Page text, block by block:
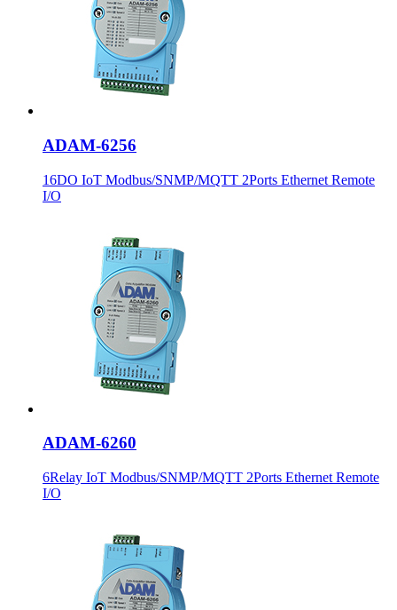
ADAM-6256
16DO IoT Modbus/SNMP/MQTT 2Ports Ethernet Remote
I/O
ADAM-6260
6Relay IoT Modbus/SNMP/MQTT 2Ports Ethernet Remote
I/O